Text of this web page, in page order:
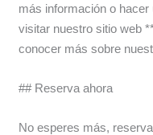
más información o hacer
visitar nuestro sitio web
conocer más sobre
## Reserva ahora
No esperes más,